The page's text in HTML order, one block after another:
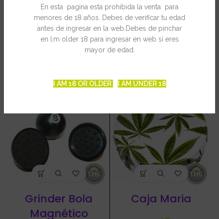
En esta pagina esta prohibida la venta para
menores de 18 años. Debes de verificar tu edad
antes de ingresar en la web.Debes de pinchar
en I,m older 18 para ingresar en web si eres
mayor de edad.
I AM 18 OR OLDER I AM UNDER 18
INFORMACIÓN ADICIONAL
Grinder Bola
Magnético
Caja Maria